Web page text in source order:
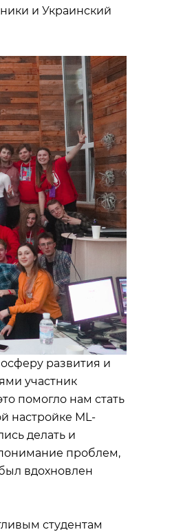
и Украинский
развития и
участник
помогло нам стать
настройке ML-
делать и
проблем,
вдохновлен
студентам